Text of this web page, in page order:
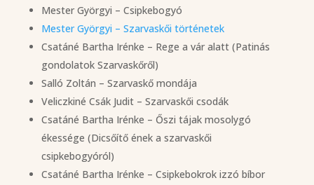
Mester Györgyi – Csipkebogyó
Mester Györgyi – Szarvaskői történetek
Csatáné Bartha Irénke – Rege a vár alatt (Patinás
gondolatok Szarvaskőről)
Salló Zoltán – Szarvaskő mondája
Veliczkiné Csák Judit – Szarvaskői csodák
Csatáné Bartha Irénke – Őszi tájak mosolygó
ékessége (Dicsőítő ének a szarvaskői
csipkebogyóról)
Csatáné Bartha Irénke – Csipkebokrok izzó bíbor